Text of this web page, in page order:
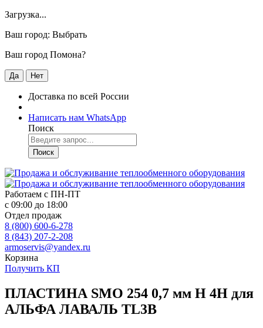
Загрузка...
Ваш город: Выбрать
Ваш город Помона?
Да Нет
Доставка по всей России
Написать нам WhatsApp
Поиск
Поиск
Работаем с ПН-ПТ
с 09:00 до 18:00
Отдел продаж
8 (800) 600-6-278
8 (843) 207-2-208
armoservis@yandex.ru
Корзина
Получить КП
ПЛАСТИНА SMO 254 0,7 мм H 4H для
АЛЬФА ЛАВАЛЬ TL3B